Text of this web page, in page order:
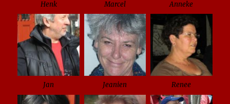
Henk Marcel Anneke
Jan Jeanien Renee